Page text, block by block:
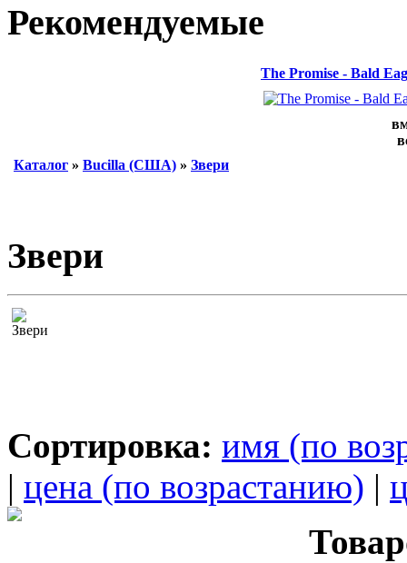
Рекомендуемые
The Promise - Bald
Каталог » Bucilla (США) » Звери
Звери
Сортировка: имя (по
| цена (по возрастанию) |